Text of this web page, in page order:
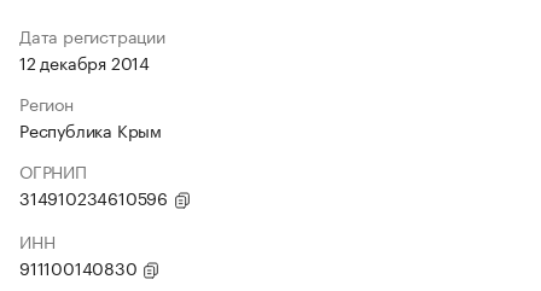
Дата регистрации
12 декабря 2014
Регион
Республика Крым
ОГРНИП
314910234610596
ИНН
911100140830